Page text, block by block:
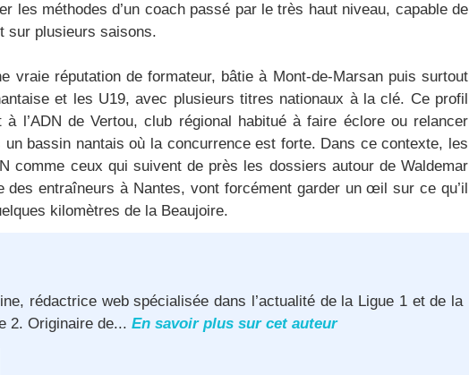
les méthodes d’un coach passé par le très haut niveau, capable de
sur plusieurs saisons.
vraie réputation de formateur, bâtie à Mont-de-Marsan puis surtout
et les U19, avec plusieurs titres nationaux à la clé. Ce profil
à l’ADN de Vertou, club régional habitué à faire éclore ou relancer
un bassin nantais où la concurrence est forte. Dans ce contexte, les
comme ceux qui suivent de près les dossiers autour de Waldemar
des entraîneurs à Nantes, vont forcément garder un œil sur ce qu’il
kilomètres de la Beaujoire.
rédactrice web spécialisée dans l’actualité de la Ligue 1 et de la
2. Originaire de... En savoir plus sur cet auteur